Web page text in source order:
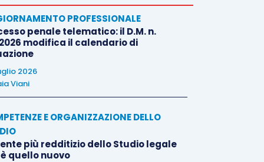
PROFESSIONALE
penale telematico: il D.M. n.
modifica il calendario di
2026
Viani
E ORGANIZZAZIONE DELLO
più redditizio dello Studio legale
quello nuovo